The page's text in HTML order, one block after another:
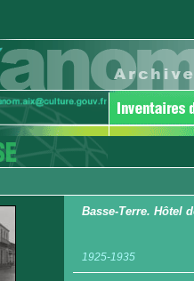
Basse-Terre. Hôtel
1925-1935